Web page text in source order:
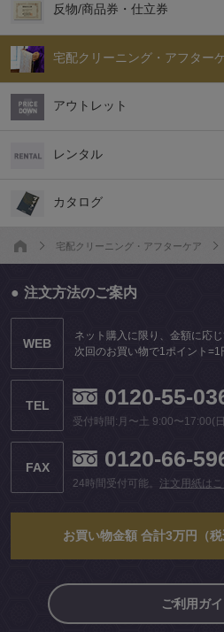
反物/商品券・仕立券
宅配クリーニング・アフター
アウトレット
レンタル
カタログ
宅配クリーニング・アフターケア
注文方法のご案内
WEB
ネット購入に限り、金額に応
次回のお買い物で1ポイント=1
TEL 0120-55-
受付時間:月〜土 9:00〜17:00(
FAX 0120-66-
24時間受付可能。 注文用紙はこ
お買い物金額 合計3万円（
ご利用ガ